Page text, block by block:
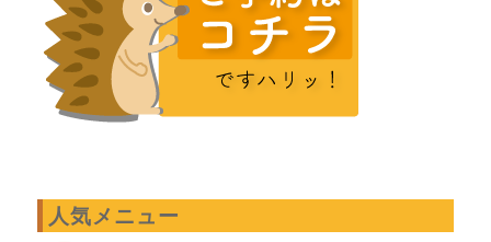
人気メニュー